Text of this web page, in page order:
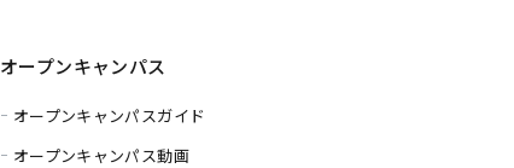
オープンキャンパス
オープンキャンパスガイド
オープンキャンパス動画